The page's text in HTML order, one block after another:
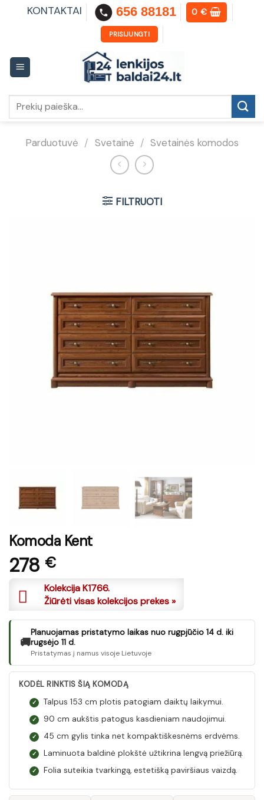
KONTAKTAI 656 88181 0€
PRISIJUNGTI
Parduotuvė / Svetainė / Svetainės komodos
FILTRUOTI
Komoda Kent
278 €
Kolekcija K1766.
Žiūrėti visas kolekcijos prekes »
🚚
Planuojamas pristatymo laikas nuo rugpjūčio 14 d. iki
rugsėjo 11 d.
Pristatymas į namus visoje Lietuvoje
KODĖL RINKTIS ŠIĄ KOMODĄ
✓ Talpus 153 cm plotis patogiam daiktų laikymui.
✓ 90 cm aukštis patogus kasdieniam naudojimui.
✓ 45 cm gylis tinka net kompaktiškesnėms erdvėms.
✓ Laminuota baldinė plokštė užtikrina lengvą priežiūrą.
✓ Folia suteikia tvarkingą, estetišką paviršiaus vaizdą.